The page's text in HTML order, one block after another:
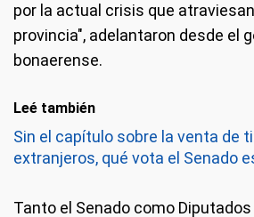
por la actual crisis que
provincia", adelantaron desde el
bonaerense.
Leé también
Sin el capítulo sobre la venta de
extranjeros, qué vota el Senado
Tanto el Senado como